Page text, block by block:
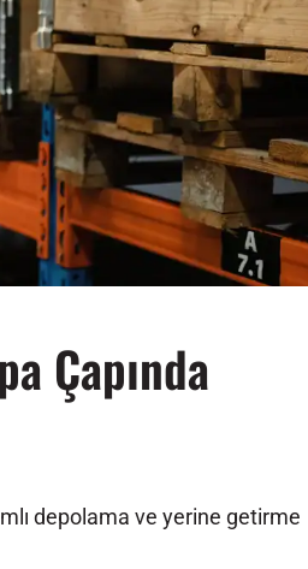
Çapında
depolama ve yerine getirme